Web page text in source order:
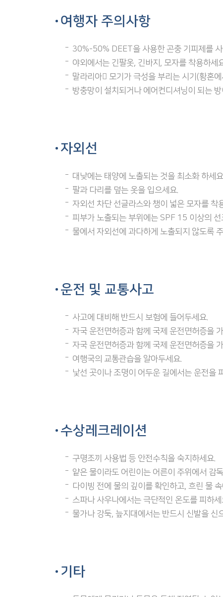
여행자 주의사항
30%-50% DEET을 사용한 곤충 기피제를 사
야외에서는 긴팔옷, 긴바지, 모자를 착용하세
말라리아 모기가 극성을 부리는 시기(황혼
방충망이 설치되거나 에어컨디셔닝이 되는
자외선
대낮에는 태양에 노출되는 것을 최소화 하세
팔과 다리를 덮는 옷을 입으세요.
자외선 차단 선글라스와 챙이 넓은 모자를 착
피부가 노출되는 부위에는 SPF 15 이상의 선
물에서 자외선에 과다하게 노출되지 않도록
운전 및 교통사고
사고에 대비해 반드시 보험에 들어두세요.
자국 운전면허증과 함께 국제 운전면허증을
자국 운전면허증과 함께 국제 운전면허증을
여행국의 교통관습을 알아두세요.
낯선 곳이나 조명이 어두운 길에서는 운전을
수상레크레이션
구명조끼 사용법 등 안전수칙을 숙지하세요.
얕은 물이라도 어린이는 어른이 주위에서 감
다이빙 전에 물의 깊이를 확인하고, 흐린 물
스파나 사우나에서는 극단적인 온도를 피하세
물가나 강둑, 늪지대에서는 반드시 신발을 신
기타